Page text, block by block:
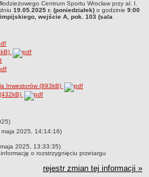
informacji publicznej
Centrum Sportu Wrocław przy al. I.
dniu19.05.2025 r. (poniedziałek)o godzinie9:00
wejście A, pok. 103 (sala
Inwestorów (893kB)
maja 2025, 14:14:16)
2025, 13:33:35)
o rozstrzygnięciu przetargu
rejestr zmian tej informacji »